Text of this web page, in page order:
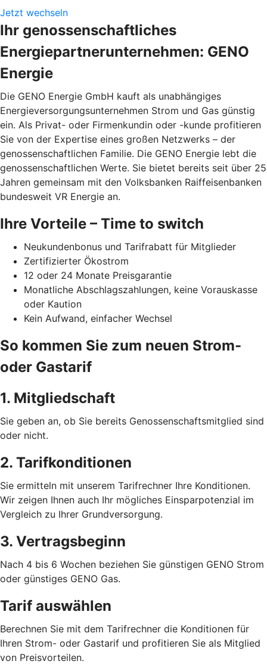
Jetzt wechseln
Ihr genossenschaftliches
Energiepartnerunternehmen: GENO
Energie
Die GENO Energie GmbH kauft als unabhängiges
Energieversorgungsunternehmen Strom und Gas günstig
ein. Als Privat- oder Firmenkundin oder -kunde profitieren
Sie von der Expertise eines großen Netzwerks – der
genossenschaftlichen Familie. Die GENO Energie lebt die
genossenschaftlichen Werte. Sie bietet bereits seit über 25
Jahren gemeinsam mit den Volksbanken Raiffeisenbanken
bundesweit VR Energie an.
Ihre Vorteile – Time to switch
Neukundenbonus und Tarifrabatt für Mitglieder
Zertifizierter Ökostrom
12 oder 24 Monate Preisgarantie
Monatliche Abschlagszahlungen, keine Vorauskasse
oder Kaution
Kein Aufwand, einfacher Wechsel
So kommen Sie zum neuen Strom-
oder Gastarif
1. Mitgliedschaft
Sie geben an, ob Sie bereits Genossenschaftsmitglied sind
oder nicht.
2. Tarifkonditionen
Sie ermitteln mit unserem Tarifrechner Ihre Konditionen.
Wir zeigen Ihnen auch Ihr mögliches Einsparpotenzial im
Vergleich zu Ihrer Grundversorgung.
3. Vertragsbeginn
Nach 4 bis 6 Wochen beziehen Sie günstigen GENO Strom
oder günstiges GENO Gas.
Tarif auswählen
Berechnen Sie mit dem Tarifrechner die Konditionen für
Ihren Strom- oder Gastarif und profitieren Sie als Mitglied
von Preisvorteilen.